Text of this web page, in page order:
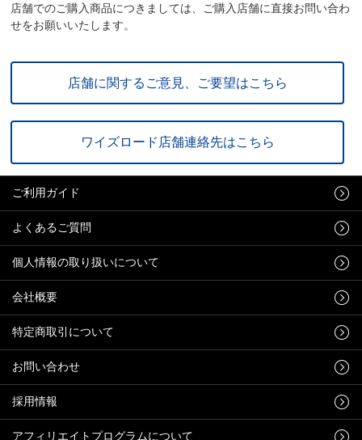
店舗でのご購入商品につきましては、ご購入店舗に直接お問い合わ
せをお願いいたします。
店舗に関するご意見、ご要望はこちら
ワイズロード店舗連絡先はこちら
ご利用ガイド
よくあるご質問
個人情報の取り扱いについて
会社概要
特定商取引について
お問い合わせ
採用情報
アフィリエイトプログラムについて